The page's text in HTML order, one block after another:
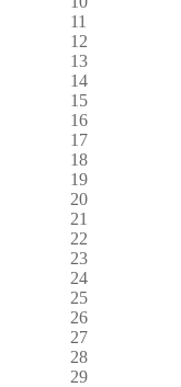
11
12
13
14
15
16
17
18
19
20
21
22
23
24
25
26
27
28
29